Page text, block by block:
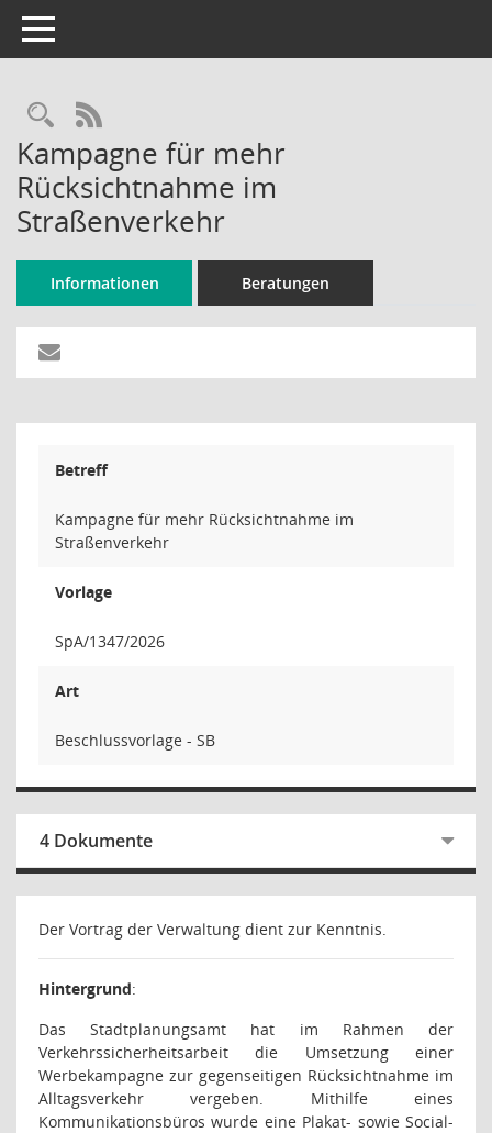
Toggle navigation
Rechercheauswahl
RSS-Feed
Kampagne für mehr
Rücksichtnahme im
Straßenverkehr
Informationen Beratungen
Betreff
Kampagne für mehr Rücksichtnahme im
Straßenverkehr
Vorlage
SpA/1347/2026
Art
Beschlussvorlage - SB
4 Dokumente
Der Vortrag der Verwaltung dient zur Kenntnis.
Hintergrund:
Das Stadtplanungsamt hat im Rahmen der
Verkehrssicherheitsarbeit die Umsetzung einer
Werbekampagne zur gegenseitigen Rücksichtnahme im
Alltagsverkehr vergeben. Mithilfe eines
Kommunikationsbüros wurde eine Plakat- sowie Social-